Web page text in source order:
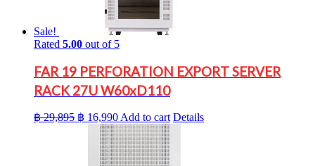
Sale!
Rated 5.00 out of 5
FAR 19 PERFORATION EXPORT SERVER
RACK 27U W60xD110
฿29,895 Original
฿ 29,895.
฿ 16,990Current
price
is:
฿ 16,990.
Add to cart Details